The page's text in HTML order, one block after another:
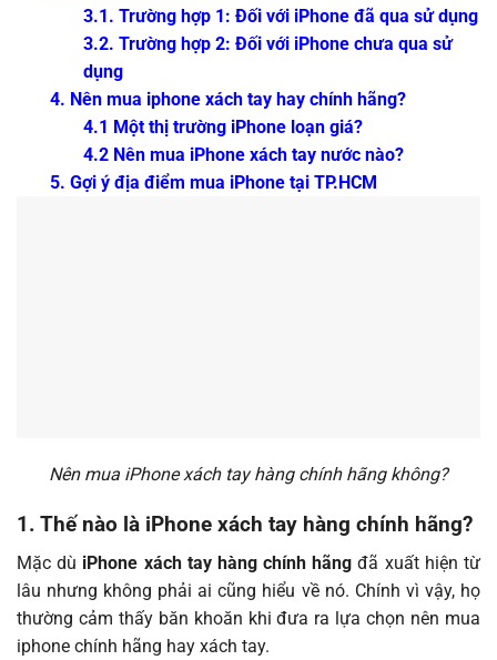
3.1. Trường hợp 1: Đối với iPhone đã qua sử dụng
3.2. Trường hợp 2: Đối với iPhone chưa qua sử
dụng
4. Nên mua iphone xách tay hay chính hãng?
4.1 Một thị trường iPhone loạn giá?
4.2 Nên mua iPhone xách tay nước nào?
5. Gợi ý địa điểm mua iPhone tại TP.HCM
Nên mua iPhone xách tay hàng chính hãng không?
1. Thế nào là iPhone xách tay hàng chính hãng?
Mặc dù iPhone xách tay hàng chính hãng đã xuất hiện từ
lâu nhưng không phải ai cũng hiểu về nó. Chính vì vậy, họ
thường cảm thấy băn khoăn khi đưa ra lựa chọn nên mua
iphone chính hãng hay xách tay.